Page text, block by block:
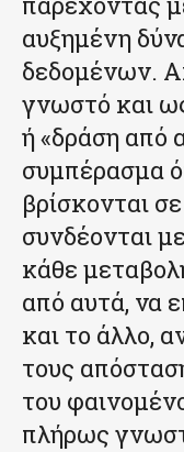
αυξημένη
δεδομένων.
γνωστό και
ή «δράση από
συμπέρασμα
βρίσκονται
συνδέονται
κάθε
από αυτά, να
και το άλλο,
τους
του
πλήρως